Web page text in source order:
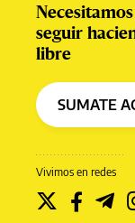
Vivimos en redes
seguir
libre
SUMATE